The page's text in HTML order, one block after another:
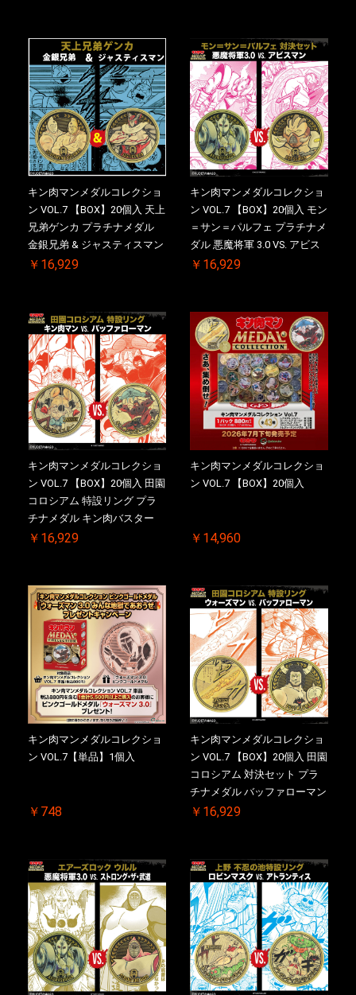
注分】2026/10/30 一斉出荷予
【二次受注分】2026/10/30 一
斉出荷予定
キン肉マンメダルコレクショ
ン VOL.7 【BOX】20個入 天上
兄弟ゲンカ プラチナメダル
金銀兄弟 & ジャスティスマン
2.0 ケース付き【初回購入特
一斉出荷予定
￥16,929
キン肉マンメダルコレクショ
ン VOL.7 【BOX】20個入 モン
＝サン＝パルフェ プラチナメ
ダル 悪魔将軍 3.0 VS. アビス
マン【初回購入特典 】
斉出荷予定
￥16,929
キン肉マンメダルコレクショ
ン VOL.7 【BOX】20個入 田園
コロシアム 特設リング プラ
チナメダル キン肉バスター
VS. キン肉バスターやぶり 初
メダル(非売品)付
￥16,929
キン肉マンメダルコレクショ
ン VOL.7 【BOX】20個入
￥14,960
キン肉マンメダルコレクショ
ン VOL.7【単品】1個入
￥748
キン肉マンメダルコレクショ
ン VOL.7 【BOX】20個入 田園
コロシアム 対決セット プラ
チナメダル バッファローマン
2.0 顎髭 Ver. VS. 光の矢 初回
メダル(非売品)付
￥16,929